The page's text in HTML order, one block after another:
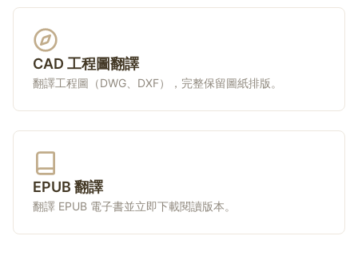
CAD 工程圖翻譯
翻譯工程圖（DWG、DXF），完整保留圖紙排版。
EPUB 翻譯
翻譯 EPUB 電子書並立即下載閱讀版本。